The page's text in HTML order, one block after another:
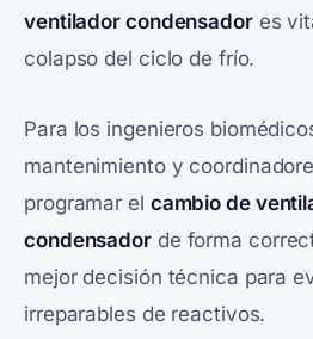
ventilador condensadores
colapso del ciclo de frío.
Para los ingenieros
mantenimiento y
programar el cambio de
condensadorde forma
mejor decisión técnica para
irreparables de reactivos.